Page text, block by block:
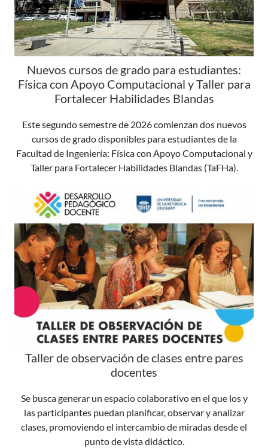
Nuevos cursos de grado para estudiantes:
Física con Apoyo Computacional y Taller para
Fortalecer Habilidades Blandas
Este segundo semestre de 2026 comienzan dos nuevos
cursos de grado disponibles para estudiantes de la
Facultad de Ingeniería: Física con Apoyo Computacional y
Taller para Fortalecer Habilidades Blandas (TaFHa).
Taller de observación de clases entre pares
docentes
Se busca generar un espacio colaborativo en el que los y
las participantes puedan planificar, observar y analizar
clases, promoviendo el intercambio de miradas desde el
punto de vista didáctico.